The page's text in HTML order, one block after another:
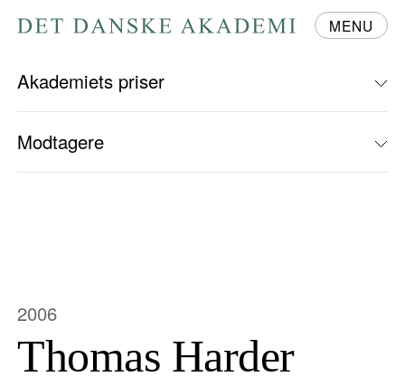
forsiden
MENU
Akademiets priser
Modtagere
2006
Thomas Harder